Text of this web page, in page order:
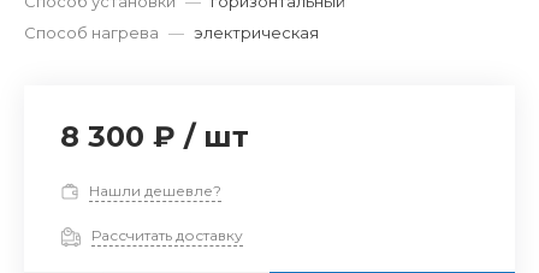
Способ нагрева — электрическая
8 300 ₽ / шт
Нашли дешевле?
Рассчитать доставку